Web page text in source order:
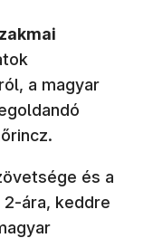
a magyar
és a
2-ára, keddre